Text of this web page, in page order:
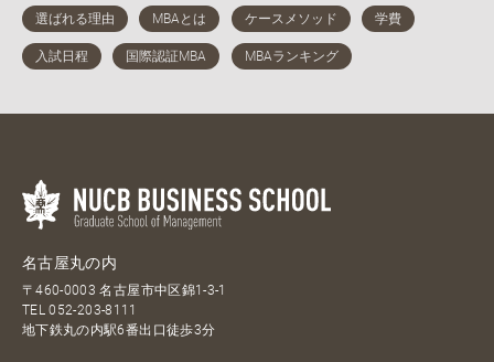
名古屋丸の内
〒460-0003 名古屋市中区錦1-3-1
TEL052-203-8111
地下鉄丸の内駅6番出口徒歩3分